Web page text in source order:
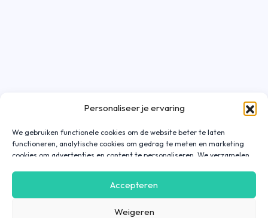
Personaliseer je ervaring
We gebruiken functionele cookies om de website beter te laten
functioneren, analytische cookies om gedrag te meten en marketing
cookies om advertenties en content te personaliseren. We verzamelen
advertenties, op onze website of in onze apps af te stemmen en te
personaliseren op basis van jouw interesses. Gegevens die via
marketing cookies worden verzameld, worden ook gedeeld met derde
Accepteren
Weigeren